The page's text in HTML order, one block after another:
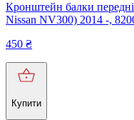
Кронштейн балки
Nissan NV300) 2014 -,
450 ₴
Купити